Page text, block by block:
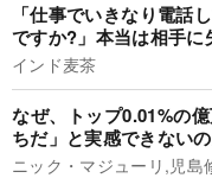
「仕事でいきなり電話
ですか?」本当は相手に
インド麦茶
なぜ、トップ0.01%の
ちだ」と実感できない
ニック・マジューリ,児島